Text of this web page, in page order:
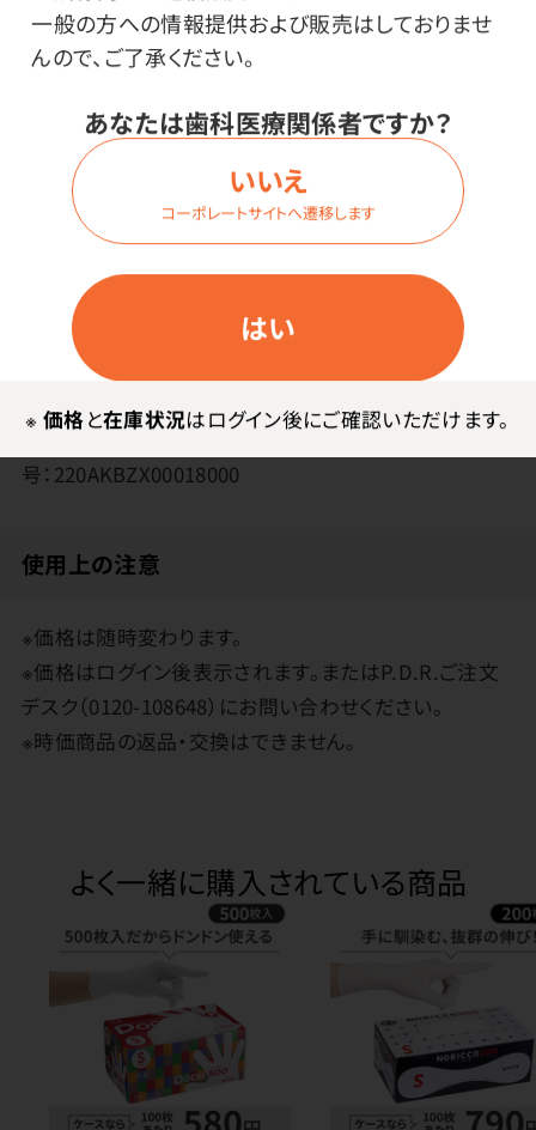
一般の方への情報提供および販売はしておりませ
んので、ご了承ください。
あなたは歯科医療関係者ですか？
はい
いいえ
コーポレートサイトへ遷移します
※ 価格と在庫状況はログイン後にご確認いただけます。
メーカー・ブランド
ジーシー
その他
◇第2種
※一般的名称：歯科鋳造用金銀パラジウム合金 認証番
号：220AKBZX00018000
使用上の注意
※価格は随時変わります。
※価格はログイン後表示されます。またはP.D.R.ご注文
デスク（0120-108648）にお問い合わせください。
※時価商品の返品・交換はできません。
よく一緒に購入されている商品